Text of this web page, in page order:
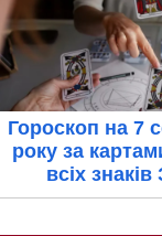
Гороскоп на 7
року за
всіх знаків